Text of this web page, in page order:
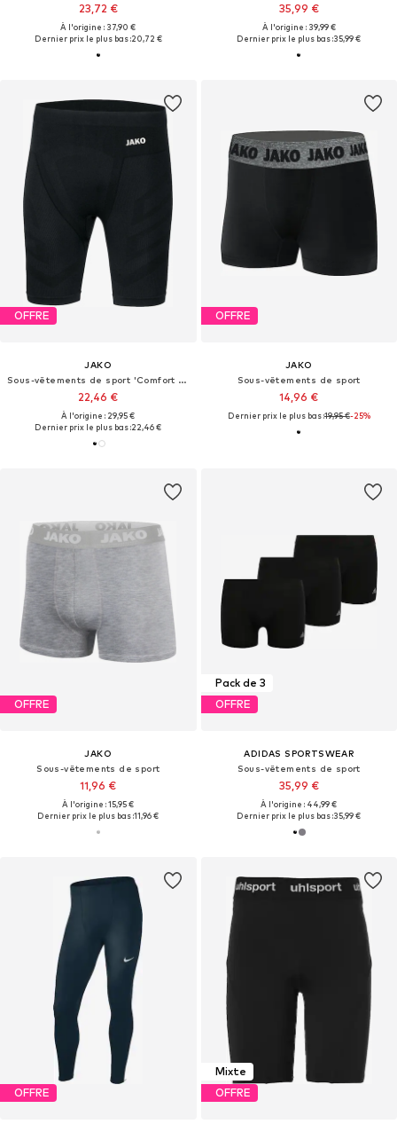
23,72 €
À l'origine : 37,90 €
Dernier prix le plus bas :20,72 €
35,99 €
À l'origine : 39,99 €
Dernier prix le plus bas :35,99 €
OFFRE
JAKO
Sous-vêtements de sport 'Comfort 2.0'
22,46 €
À l'origine : 29,95 €
Dernier prix le plus bas :22,46 €
OFFRE
JAKO
Sous-vêtements de sport
14,96 €
Dernier prix le plus bas :19,95 €-25%
OFFRE
JAKO
Sous-vêtements de sport
11,96 €
À l'origine : 15,95 €
Dernier prix le plus bas :11,96 €
Pack de 3
OFFRE
ADIDAS SPORTSWEAR
Sous-vêtements de sport
35,99 €
À l'origine : 44,99 €
Dernier prix le plus bas :35,99 €
OFFRE
Mixte
OFFRE